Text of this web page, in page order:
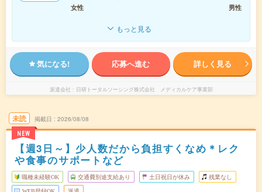
女性 男性
もっと見る
気になる! 応募へ進む 詳しく見る
派遣会社 日研トータルソーシング株式会社 メディカルケア事業部
未読
NEW
掲載日 2026/08/08
【週3日～】少人数だから負担すくなめ＊レク
や食事のサポートなど
職種未経験OK 交通費別途支給あり 土日祝日が休み 残業なし
WEB登録OK 派遣